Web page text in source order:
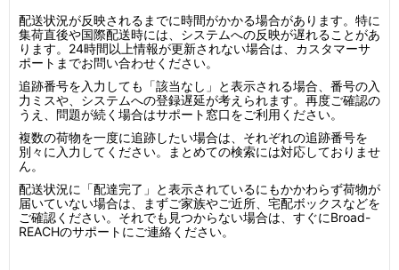
配送状況が反映されるまでに時間がかかる場合があります。特に
集荷直後や国際配送時には、システムへの反映が遅れることがあ
ります。24時間以上情報が更新されない場合は、カスタマーサ
ポートまでお問い合わせください。
追跡番号を入力しても「該当なし」と表示される場合、番号の入
力ミスや、システムへの登録遅延が考えられます。再度ご確認の
うえ、問題が続く場合はサポート窓口をご利用ください。
複数の荷物を一度に追跡したい場合は、それぞれの追跡番号を
別々に入力してください。まとめての検索には対応しておりませ
ん。
配送状況に「配達完了」と表示されているにもかかわらず荷物が
届いていない場合は、まずご家族やご近所、宅配ボックスなどを
ご確認ください。それでも見つからない場合は、すぐにBroad-
REACHのサポートにご連絡ください。